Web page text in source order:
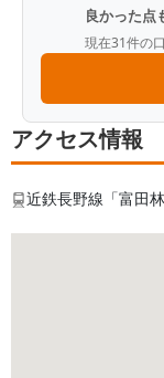
良かった点
現在31件の
アクセス情報
近鉄長野線「富田